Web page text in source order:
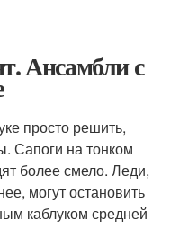
Ансамбли с
просто решить,
Сапоги на тонком
более смело. Леди,
могут остановить
каблуком средней